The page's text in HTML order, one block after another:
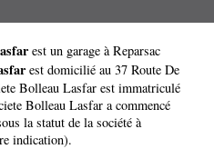
est un garage à Reparsac
est domicilié au 37 Route De
Bolleau Lasfar est immatriculé
Bolleau Lasfar a commencé
la statut de la société à
indication).